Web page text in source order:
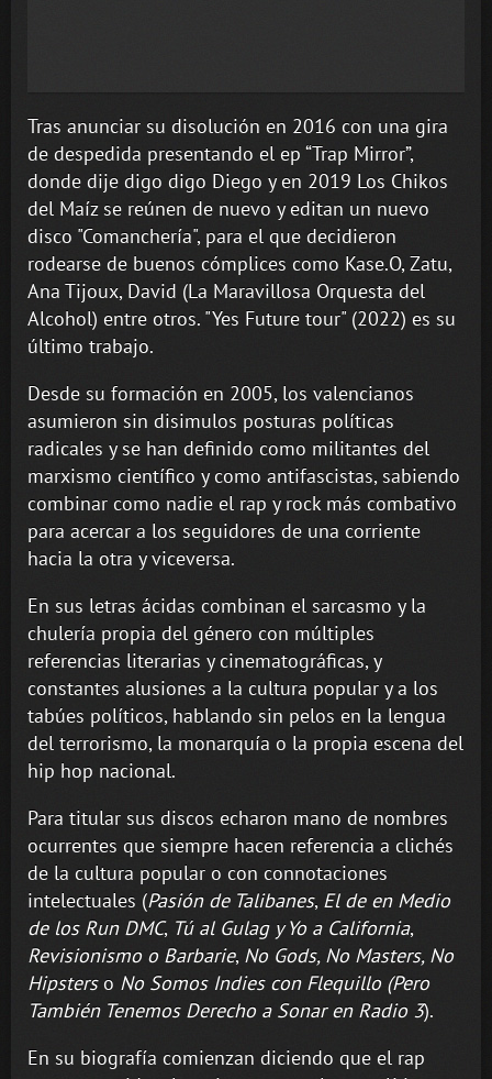
Tras anunciar su disolución en 2016 con una gira
de despedida presentando el ep “Trap Mirror”,
donde dije digo digo Diego y en 2019 Los Chikos
del Maíz se reúnen de nuevo y editan un nuevo
disco "Comanchería", para el que decidieron
rodearse de buenos cómplices como Kase.O, Zatu,
Ana Tijoux, David (La Maravillosa Orquesta del
Alcohol) entre otros. "Yes Future tour" (2022) es su
último trabajo.
Desde su formación en 2005, los valencianos
asumieron sin disimulos posturas políticas
radicales y se han definido como militantes del
marxismo científico y como antifascistas, sabiendo
combinar como nadie el rap y rock más combativo
para acercar a los seguidores de una corriente
hacia la otra y viceversa.
En sus letras ácidas combinan el sarcasmo y la
chulería propia del género con múltiples
referencias literarias y cinematográficas, y
constantes alusiones a la cultura popular y a los
tabúes políticos, hablando sin pelos en la lengua
del terrorismo, la monarquía o la propia escena del
hip hop nacional.
Para titular sus discos echaron mano de nombres
ocurrentes que siempre hacen referencia a clichés
de la cultura popular o con connotaciones
intelectuales (Pasión de Talibanes, El de en Medio
de los Run DMC, Tú al Gulag y Yo a California,
Revisionismo o Barbarie, No Gods, No Masters, No
Hipsterso No Somos Indies con Flequillo (Pero
También Tenemos Derecho a Sonar en Radio 3).
En su biografía comienzan diciendo que el rap